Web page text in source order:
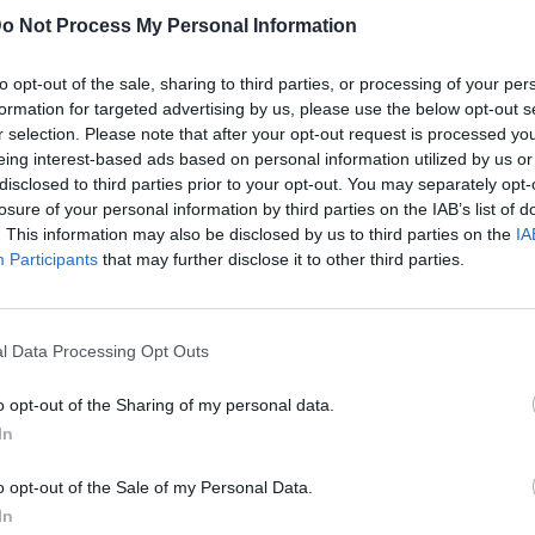
Not Process My Personal Information
opt-out of the sale, sharing to third parties, or processing of your
for targeted advertising by us, please use the below opt-out
selection. Please note that after your opt-out request is processed
interest-based ads based on personal information utilized by us
to third parties prior to your opt-out. You may separately
of your personal information by third parties on the IAB’s list of
This information may also be disclosed by us to third parties on the
Participants that may further disclose it to other third parties.
Data Processing Opt Outs
opt-out of the Sharing of my personal data.
opt-out of the Sale of my Personal Data.
και αξιών, συμπεριλαμβανομένης της
βασικό στοιχείο της ευρωπαϊκής
» ο αρμόδιος εκπρόσωπος Γκιγιόμ
στενά τις εξελίξεις στο προστατευόμενο
Επιτροπής για το 2025 είχε ήδη καταγράψει
του αλβανικού νόμου περί στρατηγικών
να προκαλούν ανησυχίες
ιδίως σε προστατευόμενες περιοχές».